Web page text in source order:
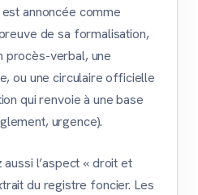
annoncée comme
de sa formalisation,
procès-verbal, une
ou une circulaire officielle
qui renvoie à une base
urgence).
l’aspect « droit et
du registre foncier. Les